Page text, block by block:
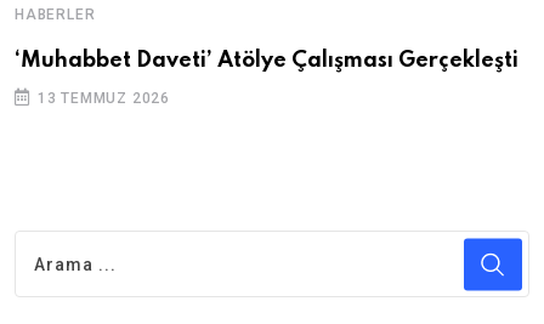
HABERLER
‘Muhabbet Daveti’ Atölye Çalışması Gerçekleşti
13 TEMMUZ 2026